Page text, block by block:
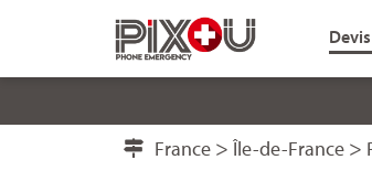
France > Île-de-France >